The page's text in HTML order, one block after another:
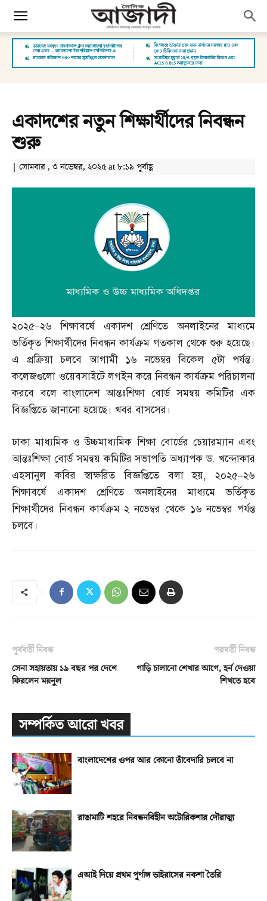
একাদশের নতুন শিক্ষার্থীদের নিবন্ধন
শুরু
| সোমবার , ৩ নভেম্বর, ২০২৫ at ৮:১৯ পূর্বাহ্ণ
২০২৫–২৬ শিক্ষাবর্ষে একাদশ শ্রেণিতে অনলাইনের মাধ্যমে
ভর্তিকৃত শিক্ষার্থীদের নিবন্ধন কার্যক্রম গতকাল থেকে শুরু হয়েছে।
এ প্রক্রিয়া চলবে আগামী ১৬ নভেম্বর বিকেল ৫টা পর্যন্ত।
কলেজগুলো ওয়েবসাইটে লগইন করে নিবন্ধন কার্যক্রম পরিচালনা
করবে বলে বাংলাদেশ আন্তঃশিক্ষা বোর্ড সমন্বয় কমিটির এক
বিজ্ঞপ্তিতে জানানো হয়েছে। খবর বাসসের।
ঢাকা মাধ্যমিক ও উচ্চমাধ্যমিক শিক্ষা বোর্ডের চেয়ারম্যান এবং
আন্তঃশিক্ষা বোর্ড সমন্বয় কমিটির সভাপতি অধ্যাপক ড.খন্দোকার
এহসানুল কবির স্বাক্ষরিত বিজ্ঞপ্তিতে বলা হয়,২০২৫–২৬
শিক্ষাবর্ষে একাদশ শ্রেণিতে অনলাইনের মাধ্যমে ভর্তিকৃত
শিক্ষার্থীদের নিবন্ধন কার্যক্রম ২ নভেম্বর থেকে ১৬ নভেম্বর পর্যন্ত
চলবে।
পূর্ববর্তী নিবন্ধ
সেনা সহায়তায় ১৯ বছর পর দেশে
ফিরলেন ময়নুল
পরবর্তী নিবন্ধ
গাড়ি চালানো শেখার আগে, হর্ন দেওয়া
শিখতে হবে
সম্পর্কিত আরো খবর
বাংলাদেশের ওপর আর কোনো তাঁবেদারি চলবে না
রাঙামাটি শহরে নিবন্ধনবিহীন অটোরিকশার দৌরাত্ম্য
এআই দিয়ে প্রথম পূর্ণাঙ্গ ভাইরাসের নকশা তৈরি